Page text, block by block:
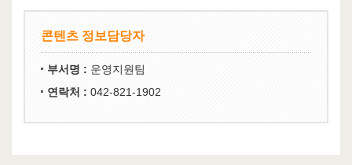
콘텐츠 정보담당자
부서명 : 운영지원팀
연락처 : 042-821-1902